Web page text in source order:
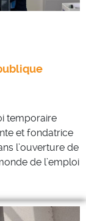
temporaire
et fondatrice
l’ouverture de
de l’emploi